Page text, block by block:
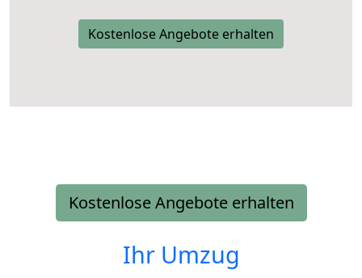
Kostenlose Angebote erhalten
Kostenlose Angebote erhalten
Ihr Umzug